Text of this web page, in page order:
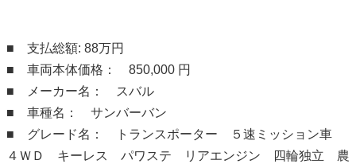
■ 支払総額: 88万円
■ 車両本体価格： 850,000 円
■ メーカー名： スバル
■ 車種名： サンバーバン
■ グレード名： トランスポーター ５速ミッション車
４ＷＤ キーレス パワステ リアエンジン 四輪独立 農